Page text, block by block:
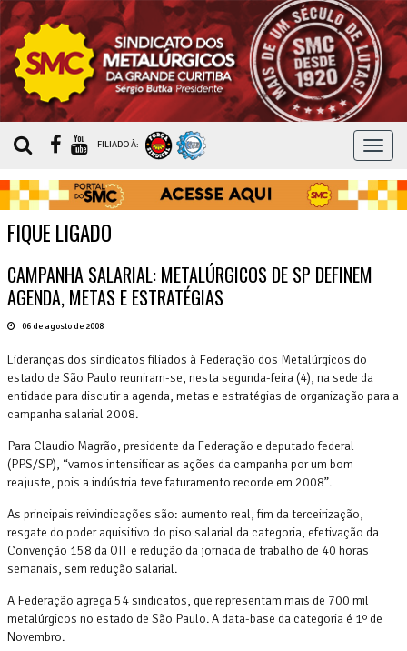
MENU
FILIADO À:
FIQUE LIGADO
CAMPANHA SALARIAL: METALÚRGICOS DE SP DEFINEM
AGENDA, METAS E ESTRATÉGIAS
06 de agosto de 2008
Lideranças dos sindicatos filiados à Federação dos Metalúrgicos do
estado de São Paulo reuniram-se, nesta segunda-feira (4), na sede da
entidade para discutir a agenda, metas e estratégias de organização para a
campanha salarial 2008.
Para Claudio Magrão, presidente da Federação e deputado federal
(PPS/SP), “vamos intensificar as ações da campanha por um bom
reajuste, pois a indústria teve faturamento recorde em 2008”.
As principais reivindicações são: aumento real, fim da terceirização,
resgate do poder aquisitivo do piso salarial da categoria, efetivação da
Convenção 158 da OIT e redução da jornada de trabalho de 40 horas
semanais, sem redução salarial.
A Federação agrega 54 sindicatos, que representam mais de 700 mil
metalúrgicos no estado de São Paulo. A data-base da categoria é 1º de
Novembro.